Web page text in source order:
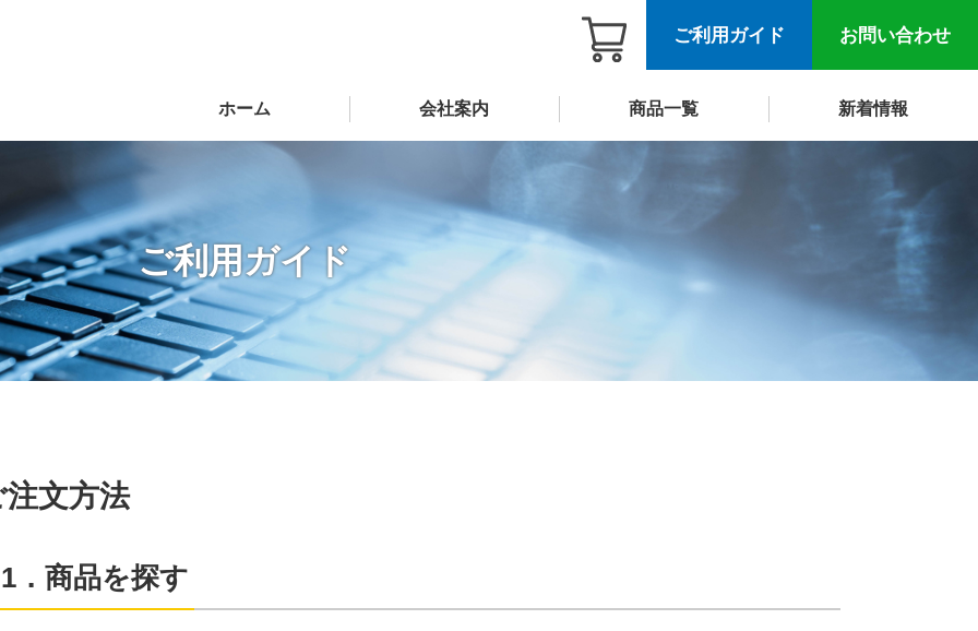
ホーム 会社案内 商品一覧 新着情報
お問い合わせ
ご利用ガイド
ご利用ガイド
注文方法
1．商品を探す